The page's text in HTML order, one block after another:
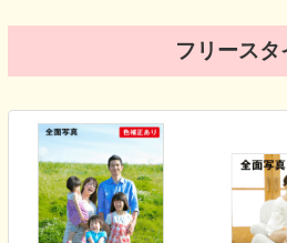
フリースタ